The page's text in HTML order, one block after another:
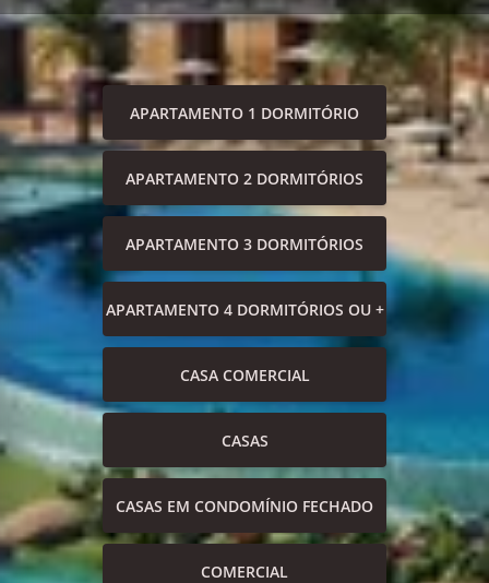
APARTAMENTO 1 DORMITÓRIO
APARTAMENTO 2 DORMITÓRIOS
APARTAMENTO 3 DORMITÓRIOS
APARTAMENTO 4 DORMITÓRIOS OU +
CASA COMERCIAL
CASAS
CASAS EM CONDOMÍNIO FECHADO
COMERCIAL